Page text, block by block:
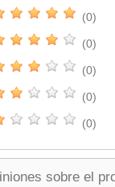
(0)
(0)
(0)
(0)
(0)
sobre el